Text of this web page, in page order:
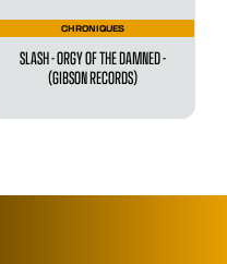
CHRONIQUES
SLASH - ORGY OF THE DAMNED -
(GIBSON RECORDS)